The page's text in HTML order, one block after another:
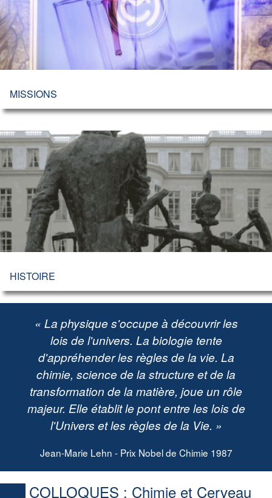
MISSIONS
HISTOIRE
« La physique s'occupe à découvrir les
lois de l'univers. La biologie tente
d'appréhender les règles de la vie. La
chimie, science de la structure et de la
transformation de la matière, joue un rôle
majeur. Elle établit le pont entre les lois de
l'Univers et les règles de la Vie. »
Jean-Marie Lehn - Prix Nobel de Chimie 1987
COLLOQUES : Chimie et Cerveau